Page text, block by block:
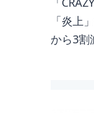
「炎上
から3割